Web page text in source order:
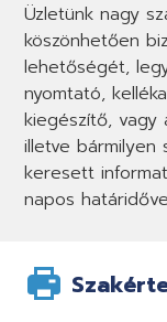
Üzletünk nagy
köszönhetően
lehetőségét,
nyomtató,
kiegészítő, vagy
illetve bármilyen
keresett
napos